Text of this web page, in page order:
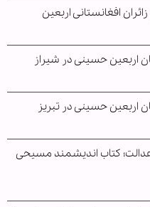
افغانستانی اربعین
اربعین حسینی در شیراز
اربعین حسینی در تبریز
کتاب اندیشمند مسیحی